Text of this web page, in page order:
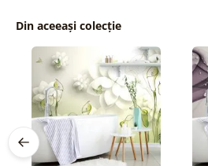
Din aceeași colecție